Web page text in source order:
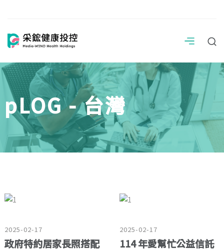
pLOG - 台灣
2025-02-17
政府特約居家長照搭配
2025-02-17
114 年愛幫忙公益信託